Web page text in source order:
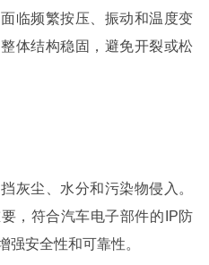
临频繁按压、振动和温度变
体结构稳固，避免开裂或松
灰尘、水分和污染物侵入。
，符合汽车电子部件的 IP防
强安全性和可靠性。